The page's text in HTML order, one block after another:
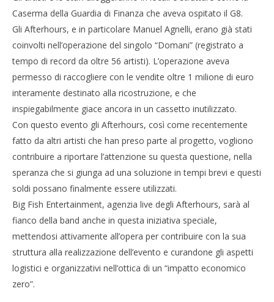
Caserma della Guardia di Finanza che aveva ospitato il G8.
Gli Afterhours, e in particolare Manuel Agnelli, erano già stati
coinvolti nell’operazione del singolo “Domani” (registrato a
tempo di record da oltre 56 artisti). L’operazione aveva
permesso di raccogliere con le vendite oltre 1 milione di euro
interamente destinato alla ricostruzione, e che
inspiegabilmente giace ancora in un cassetto inutilizzato.
Con questo evento gli Afterhours, così come recentemente
fatto da altri artisti che han preso parte al progetto, vogliono
contribuire a riportare l’attenzione su questa questione, nella
speranza che si giunga ad una soluzione in tempi brevi e questi
soldi possano finalmente essere utilizzati.
Big Fish Entertainment, agenzia live degli Afterhours, sarà al
fianco della band anche in questa iniziativa speciale,
mettendosi attivamente all’opera per contribuire con la sua
struttura alla realizzazione dell’evento e curandone gli aspetti
logistici e organizzativi nell’ottica di un “impatto economico
zero”.